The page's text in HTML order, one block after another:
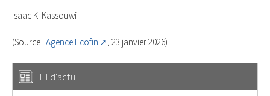
Isaac K. Kassouwi
(Source : Agence Ecofin , 23 janvier 2026)
Fil d'actu